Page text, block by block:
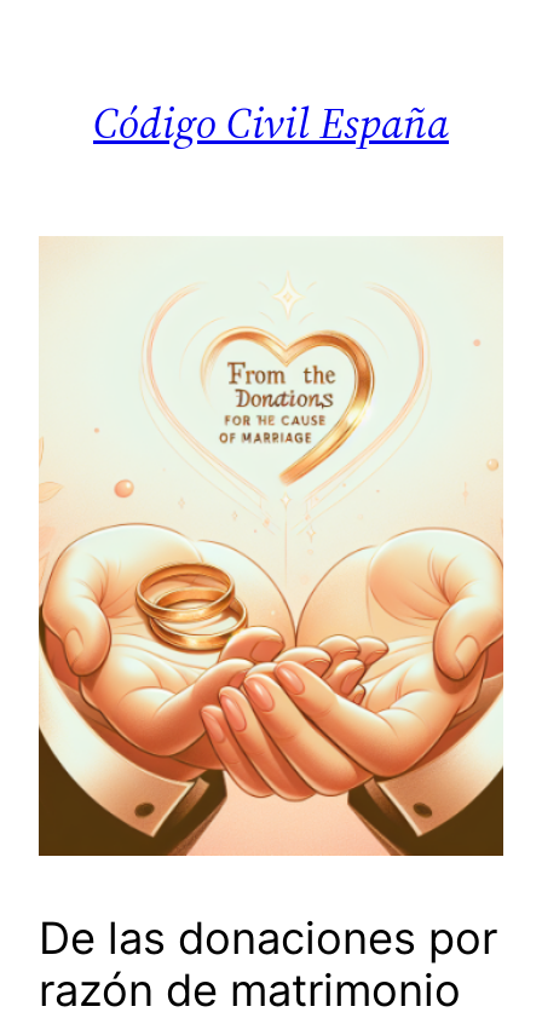
Código Civil España
De las donaciones por
razón de matrimonio